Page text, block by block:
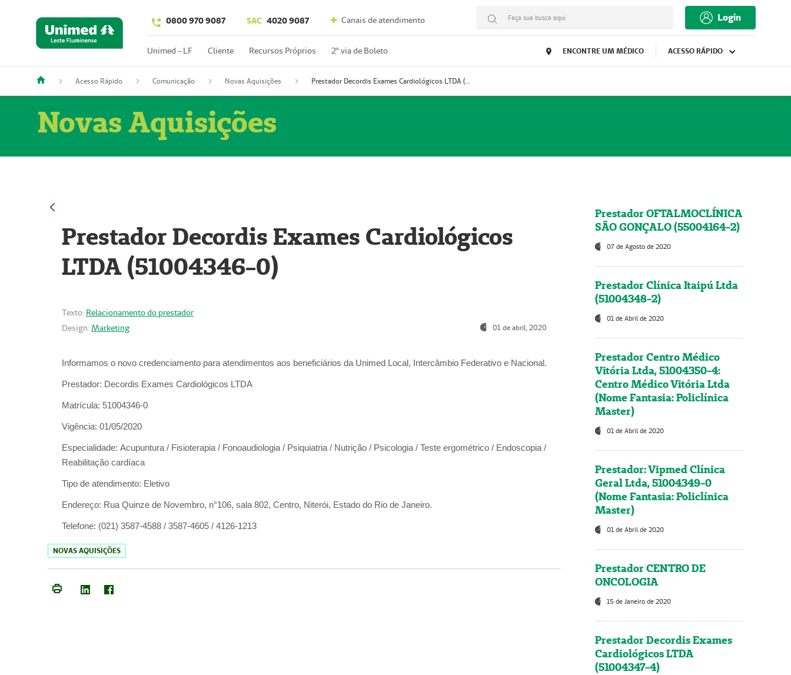
0800 970 9087 SAC 4020 9087 Canais de atendimento Faça sua busca aqui Login
Unimed - LF Cliente Recursos Próprios 2º via de Boleto ENCONTRE UM MÉDICO ACESSO RÁPIDO
Acesso Rápido Comunicação Novas Aquisições Prestador Decordis Exames Cardiológicos LTDA (51004346-0)
Novas Aquisições
Prestador Decordis Exames Cardiológicos
LTDA (51004346-0)
Texto: Relacionamento do prestador
Design: Marketing 01 de abril, 2020
Informamos o novo credenciamento para atendimentos aos beneficiários da Unimed Local, Intercâmbio Federativo e Nacional.
Prestador: Decordis Exames Cardiológicos LTDA
Matrícula: 51004346-0
Vigência: 01/05/2020
Especialidade: Acupuntura / Fisioterapia / Fonoaudiologia / Psiquiatria / Nutrição / Psicologia / Teste ergométrico / Endoscopia /
Reabilitação cardíaca
Tipo de atendimento: Eletivo
Endereço: Rua Quinze de Novembro, n°106, sala 802, Centro, Niterói, Estado do Rio de Janeiro.
Telefone: (021) 3587-4588 / 3587-4605 / 4126-1213
NOVAS AQUISIÇÕES
Prestador OFTALMOCLÍNICA
SÃO GONÇALO (55004164-2)
07 de Agosto de 2020
Prestador Clínica Itaipú Ltda
(51004348-2)
01 de Abril de 2020
Prestador Centro Médico
Vitória Ltda, 51004350-4:
Centro Médico Vitória Ltda
(Nome Fantasia: Policlínica
Master)
01 de Abril de 2020
Prestador: Vipmed Clínica
Geral Ltda, 51004349-0
(Nome Fantasia: Policlínica
Master)
01 de Abril de 2020
Prestador CENTRO DE
ONCOLOGIA
15 de Janeiro de 2020
Prestador Decordis Exames
Cardiológicos LTDA
(51004347-4)